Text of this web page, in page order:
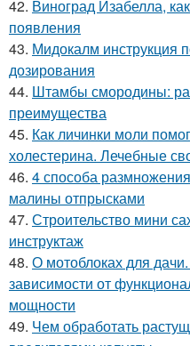
42. Виноград Изабелла,
появления
43. Мидокалм инструкция
дозирования
44. Штамбы смородины:
преимущества
45. Как личинки моли
холестерина. Лечебные
46. 4 способа
малины отпрысками
47. Строительство мини
инструктаж
48. О мотоблоках для
зависимости от
мощности
49. Чем обработать